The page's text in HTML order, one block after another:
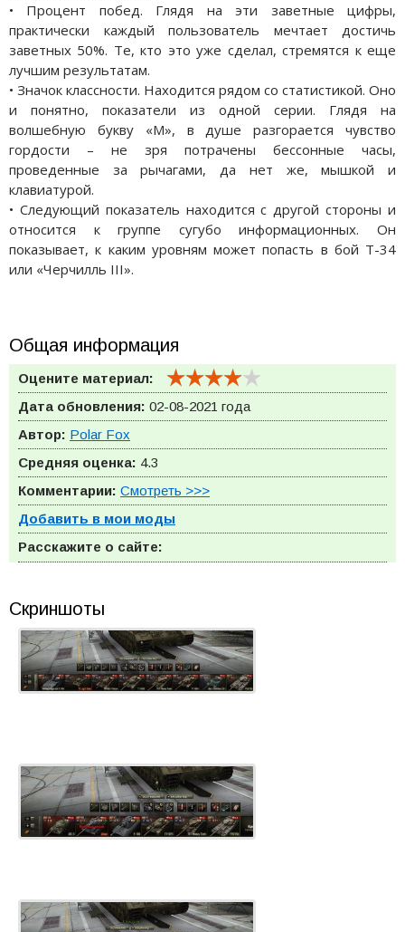
• Процент побед. Глядя на эти заветные цифры,
практически каждый пользователь мечтает достичь
заветных 50%. Те, кто это уже сделал, стремятся к еще
лучшим результатам.
• Значок классности. Находится рядом со статистикой. Оно
и понятно, показатели из одной серии. Глядя на
волшебную букву «М», в душе разгорается чувство
гордости – не зря потрачены бессонные часы,
проведенные за рычагами, да нет же, мышкой и
клавиатурой.
• Следующий показатель находится с другой стороны и
относится к группе сугубо информационных. Он
показывает, к каким уровням может попасть в бой Т-34
или «Черчилль III».
Общая информация
Оцените материал:
Дата обновления: 02-08-2021 года
Автор: Polar Fox
Средняя оценка: 4.3
Комментарии: Смотреть >>>
Добавить в мои моды
Расскажите о сайте:
Скриншоты